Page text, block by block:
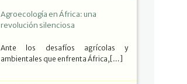
Agroecología en África: una
revolución silenciosa
Ante los desafíos agrícolas y
ambientales que enfrenta África,[…]